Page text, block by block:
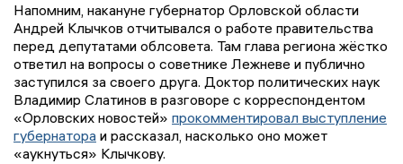
Напомним, накануне губернатор Орловской области
Андрей Клычков отчитывался о работе правительства
перед депутатами облсовета. Там глава региона жёстко
ответил на вопросы о советнике Лежневе и публично
заступился за своего друга. Доктор политических наук
Владимир Слатинов в разговоре с корреспондентом
«Орловских новостей» прокомментировал выступление
губернатора и рассказал, насколько оно может
«аукнуться» Клычкову.